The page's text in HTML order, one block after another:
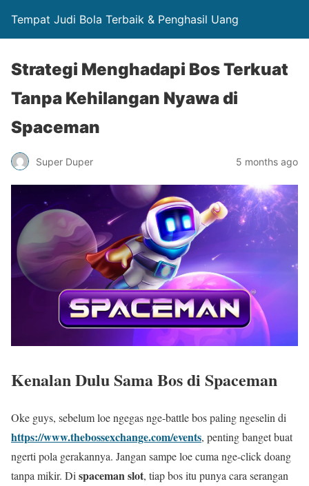
Tempat Judi Bola Terbaik & Penghasil Uang
Strategi Menghadapi Bos Terkuat
Tanpa Kehilangan Nyawa di
Spaceman
Super Duper 5 months ago
Kenalan Dulu Sama Bos di Spaceman
Oke guys, sebelum loe ngegas nge-battle bos paling ngeselin di
https://www.thebossexchange.com/events, penting banget buat
ngerti pola gerakannya. Jangan sampe loe cuma nge-click doang
tanpa mikir. Di spaceman slot, tiap bos itu punya cara serangan